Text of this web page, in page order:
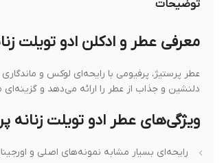
توضیحات
معرفی عطر و ادکلن ادو تویلت
عطر پرستیژ، پرفیومی با رایحه‌ای لوکس و
دلنشین و جذاب از عطر را ارائه می‌دهد و
ویژگی‌های عطر ادو تویلت زنانه
رایحه‌ای بسیار مشابه نمونه‌های اصلی و